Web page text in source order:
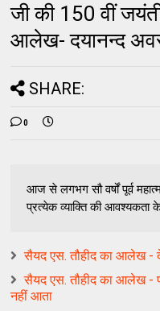
जी की 150 वीं
आलेख- दयानन्द
SHARE:
0
आज से लगभग सौ वर्षों पूर्व
प्रत्येक व्याक्ति की आवश्यकता
सैयद एस. तौहीद का आलेख -
सैयद एस. तौहीद का आलेख -
नहीं आता